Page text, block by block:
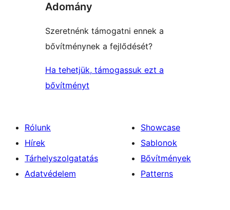
Adomány
Szeretnénk támogatni ennek a
bővítménynek a fejlődését?
Ha tehetjük, támogassuk ezt a
bővítményt
Rólunk
Hírek
Tárhelyszolgatatás
Adatvédelem
Showcase
Sablonok
Bővítmények
Patterns